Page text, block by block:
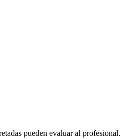
pueden evaluar al profesional.